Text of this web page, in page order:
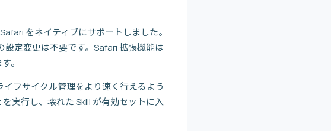
をネイティブにサポートしました。
定変更は不要です。Safari 拡張機能は
。
フサイクル管理をより速く行えるよう
実行し、壊れた Skill が有効セットに入